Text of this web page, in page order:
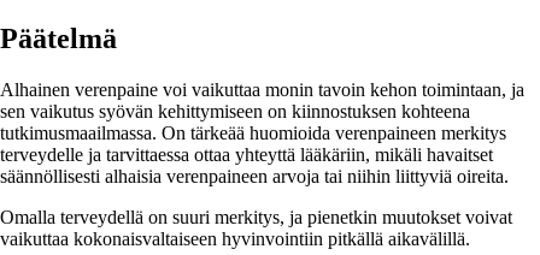
Päätelmä
Alhainen verenpaine voi vaikuttaa monin tavoin kehon toimintaan, ja
sen vaikutus syövän kehittymiseen on kiinnostuksen kohteena
tutkimusmaailmassa. On tärkeää huomioida verenpaineen merkitys
terveydelle ja tarvittaessa ottaa yhteyttä lääkäriin, mikäli havaitset
säännöllisesti alhaisia verenpaineen arvoja tai niihin liittyviä oireita.
Omalla terveydellä on suuri merkitys, ja pienetkin muutokset voivat
vaikuttaa kokonaisvaltaiseen hyvinvointiin pitkällä aikavälillä.